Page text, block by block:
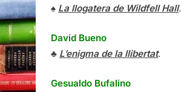
♠ La llogatera de Wildfell Hall.
David Bueno
♣ L’enigma de la llibertat.
Gesualdo Bufalino